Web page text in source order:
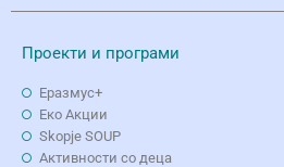
Проекти и програми
Еразмус+
Еко Aкции
Skopje SOUP
Активности со деца